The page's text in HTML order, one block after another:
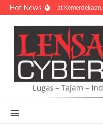
Lewati ke konten
Hot NewsSemangat Kemerdekaan,